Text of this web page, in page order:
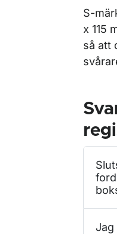
S-
x 115
så att